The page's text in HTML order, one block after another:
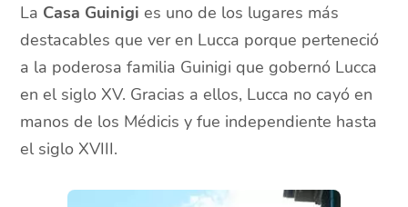
La Casa Guinigi es uno de los lugares más
destacables que ver en Lucca porque perteneció
a la poderosa familia Guinigi que gobernó Lucca
en el siglo XV. Gracias a ellos, Lucca no cayó en
manos de los Médicis y fue independiente hasta
el siglo XVIII.